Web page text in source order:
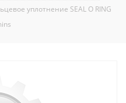
уплотнение SEAL O RING